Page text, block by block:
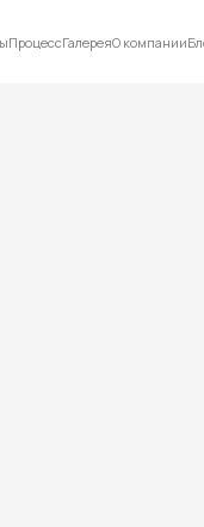
ПроцессГалереяО компании